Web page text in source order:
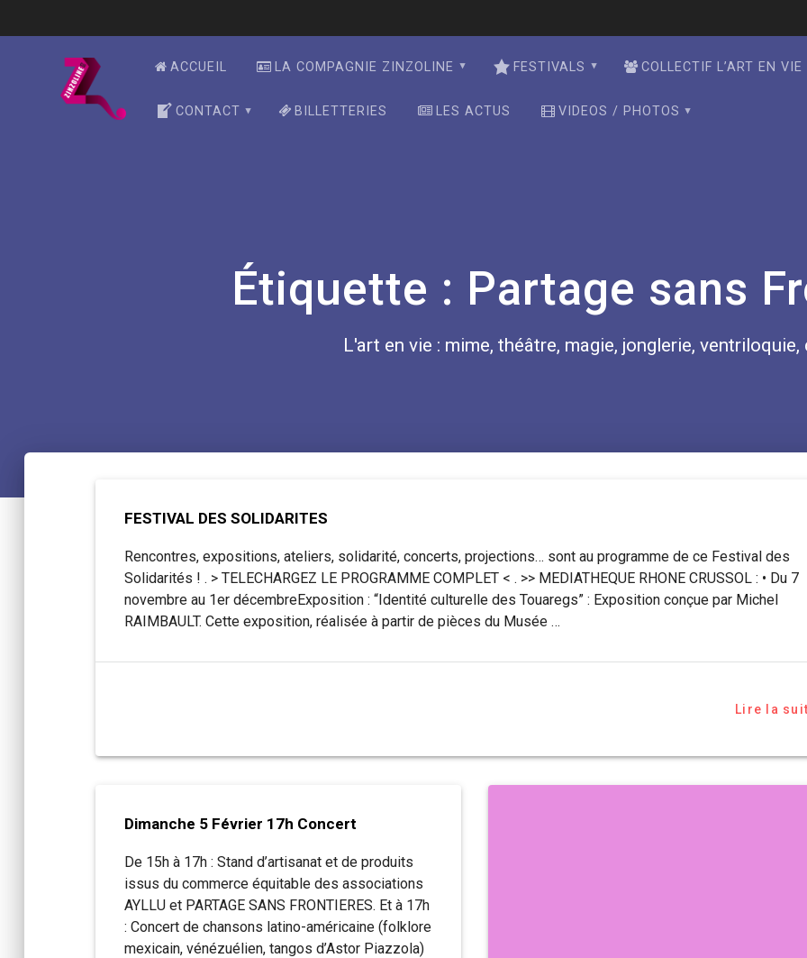
ACCUEIL LA COMPAGNIE ZINZOLINE FESTIVALS COLLECTIF L’ART EN VIE
CONTACT BILLETTERIES LES ACTUS VIDEOS / PHOTOS
Étiquette : Partage sans
L'art en vie : mime, théâtre, magie, jonglerie, ventriloquie,
FESTIVAL DES SOLIDARITES
Rencontres, expositions, ateliers, solidarité, concerts, projections… sont au programme de ce Festival des
Solidarités ! . > TELECHARGEZ LE PROGRAMME COMPLET < . >> MEDIATHEQUE RHONE CRUSSOL : • Du 7
novembre au 1er décembreExposition : “Identité culturelle des Touaregs” : Exposition conçue par Michel
RAIMBAULT. Cette exposition, réalisée à partir de pièces du Musée …
Lire la
Dimanche 5 Février 17h Concert
De 15h à 17h : Stand d’artisanat et de produits
issus du commerce équitable des associations
AYLLU et PARTAGE SANS FRONTIERES. Et à 17h
: Concert de chansons latino-américaine (folklore
mexicain, vénézuélien, tangos d’Astor Piazzola)